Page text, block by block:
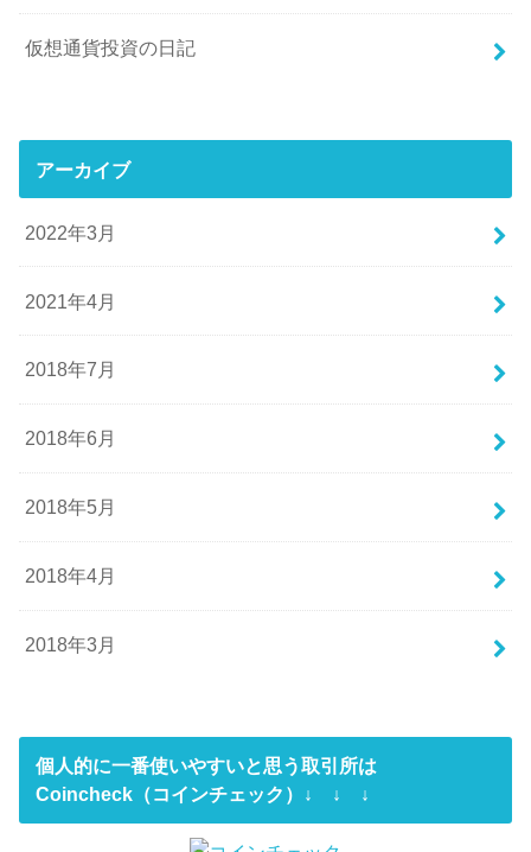
仮想通貨投資の日記
アーカイブ
2022年3月
2021年4月
2018年7月
2018年6月
2018年5月
2018年4月
2018年3月
個人的に一番使いやすいと思う取引所は
Coincheck（コインチェック）↓ ↓ ↓